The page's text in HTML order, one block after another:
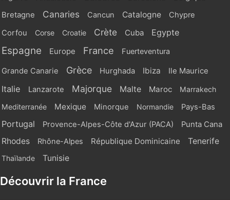
Bretagne Canaries Cancun Catalogne
Chypre
Corfou
Corse Croatie Crète Cuba Egypte
Espagne Europe France Fuerteventura
Grande Canarie Grèce Hurghada Ibiza Ile Maurice
Italie Lanzarote Majorque Malte Maroc
Marrakech
Mediterranée
Mexique Minorque Normandie Pays-Bas
Portugal Provence-Alpes-Côte d'Azur (PACA) Punta Cana
Rhodes Rhône-Alpes République Dominicaine Tenerife
Thaïlande Tunisie
Découvrir la France